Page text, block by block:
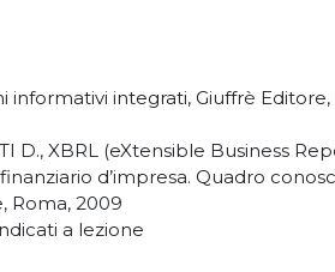
informativi integrati, Giuffrè
D., XBRL (eXtensible Business
d’impresa. Quadro
Roma, 2009
a lezione